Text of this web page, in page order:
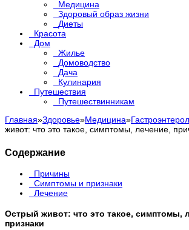
Медицина
Здоровый образ жизни
Диеты
Красота
Дом
Жилье
Домоводство
Дача
Кулинария
Путешествия
Путешествинникам
Главная»Здоровье»Медицина»
живот: что это такое, симптомы, лечение,
Содержание
Причины
Симптомы и признаки
Лечение
Острый живот: что это такое, симптомы,
признаки